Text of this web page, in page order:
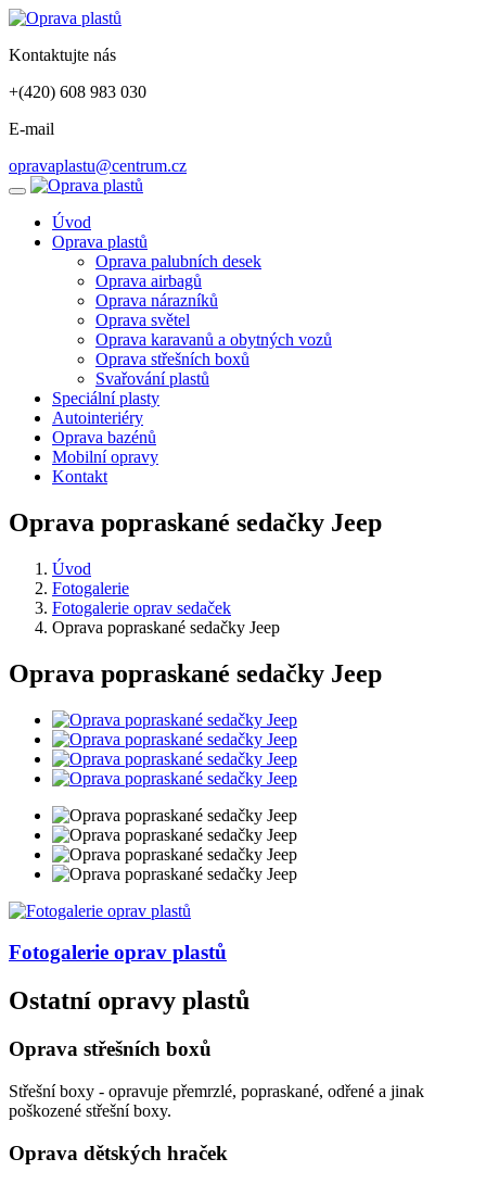
Kontaktujte nás
+(420) 608 983 030
E-mail
opravaplastu@centrum.cz
Úvod
Oprava plastů
Oprava palubních desek
Oprava airbagů
Oprava nárazníků
Oprava světel
Oprava karavanů a obytných vozů
Oprava střešních boxů
Svařování plastů
Speciální plasty
Autointeriéry
Oprava bazénů
Mobilní opravy
Kontakt
Oprava popraskané sedačky Jeep
Úvod
Fotogalerie
Fotogalerie oprav sedaček
Oprava popraskané sedačky Jeep
Oprava popraskané sedačky Jeep
Fotogalerie oprav plastů
Ostatní opravy plastů
Oprava střešních boxů
Střešní boxy - opravuje přemrzlé, popraskané, odřené a jinak
poškozené střešní boxy.
Oprava dětských hraček